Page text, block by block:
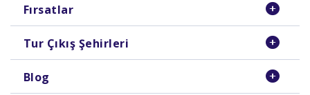
Fırsatlar
Tur Çıkış Şehirleri
Blog